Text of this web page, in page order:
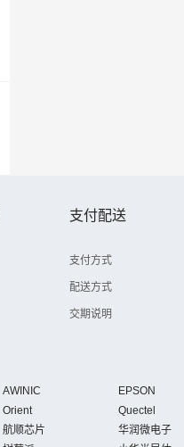
支付配送
支付方式
配送方式
交期说明
AWINIC EPSON
Orient Quectel
航顺芯片 华润微电子